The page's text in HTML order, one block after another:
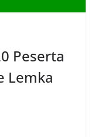
Peserta
Lemka